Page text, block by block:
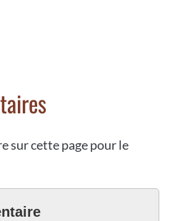
sur cette page pour le